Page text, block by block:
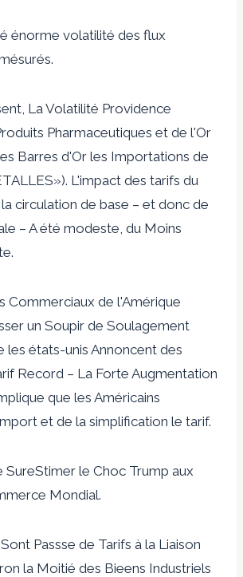
énorme volatilité des flux
La Volatilité Providence
Pharmaceutiques et de l'Or
Barres d'Or les Importations de
L'impact des tarifs du
circulation de base – et donc de
– A été modeste, du Moins
Commerciaux de l'Amérique
un Soupir de Soulagement
les états-unis Annoncent des
Record – La Forte Augmentation
que les Américains
et de la simplification le tarif.
SureStimer le Choc Trump aux
Mondial.
Passse de Tarifs à la Liaison
la Moitié des Bieens Industriels